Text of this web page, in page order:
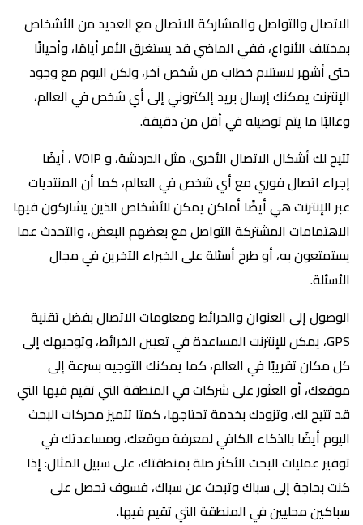
الاتصال والتواصل والمشاركة الاتصال مع العديد من الأشخاص
بمختلف الأنواع، ففي الماضي قد يستغرق الأمر أيامًا، وأحيانًا
حتى أشهر لاستلام خطاب من شخص آخر، ولكن اليوم مع وجود
الإنترنت يمكنك إرسال بريد إلكتروني إلى أي شخص في العالم،
وغالبًا ما يتم توصيله في أقل من دقيقة.
تتيح لك أشكال الاتصال الأخرى، مثل الدردشة، و VOIP ، أيضًا
إجراء اتصال فوري مع أي شخص في العالم، كما أن المنتديات
عبر الإنترنت هي أيضًا أماكن يمكن للأشخاص الذين يشاركون فيها
الاهتمامات المشتركة التواصل مع بعضهم البعض، والتحدث عما
يستمتعون به، أو طرح أسئلة على الخبراء الآخرين في مجال
الأسئلة.
الوصول إلى العنوان والخرائط ومعلومات الاتصال بفضل تقنية
GPS، يمكن للإنترنت المساعدة في تعيين الخرائط، وتوجيهك إلى
كل مكان تقريبًا في العالم، كما يمكنك التوجيه بسرعة إلى
موقعك، أو العثور على شركات في المنطقة التي تقيم فيها التي
قد تتيح لك، وتزودك بخدمة تحتاجها، كمتا تتميز محركات البحث
اليوم أيضًا بالذكاء الكافي لمعرفة موقعك، ومساعدتك في
توفير عمليات البحث الأكثر صلة بمنطقتك، على سبيل المثال: إذا
كنت بحاجة إلى سباك وتبحث عن سباك، فسوف تحصل على
سباكين محليين في المنطقة التي تقيم فيها.